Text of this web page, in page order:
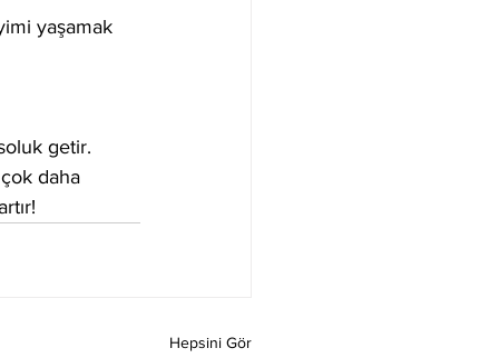
yaşamak
getir.
daha
Hepsini Gör